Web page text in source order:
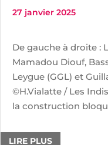
27 janvier 2025
De gauche à droite :
Mamadou Diouf,
Leygue (GGL) et
©H.Vialatte / Les
la construction
LIRE PLUS